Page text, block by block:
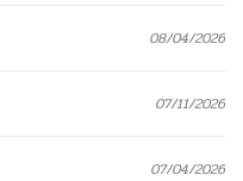
08/04/2026
07/11/2026
07/04/2026